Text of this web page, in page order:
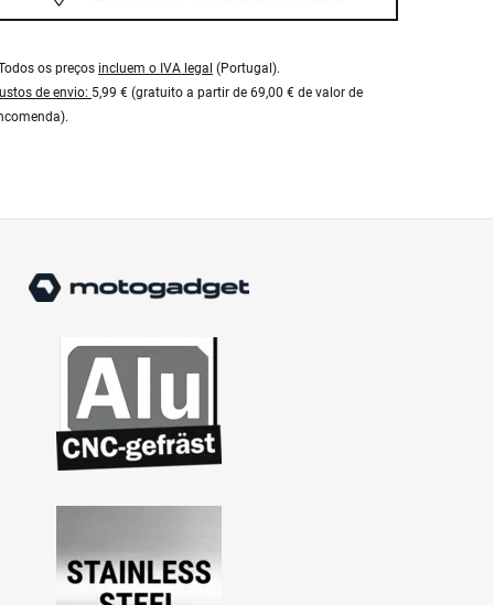
os preços incluem o IVA legal (Portugal).
de envio: 5,99 € (gratuito a partir de 69,00 € de valor de